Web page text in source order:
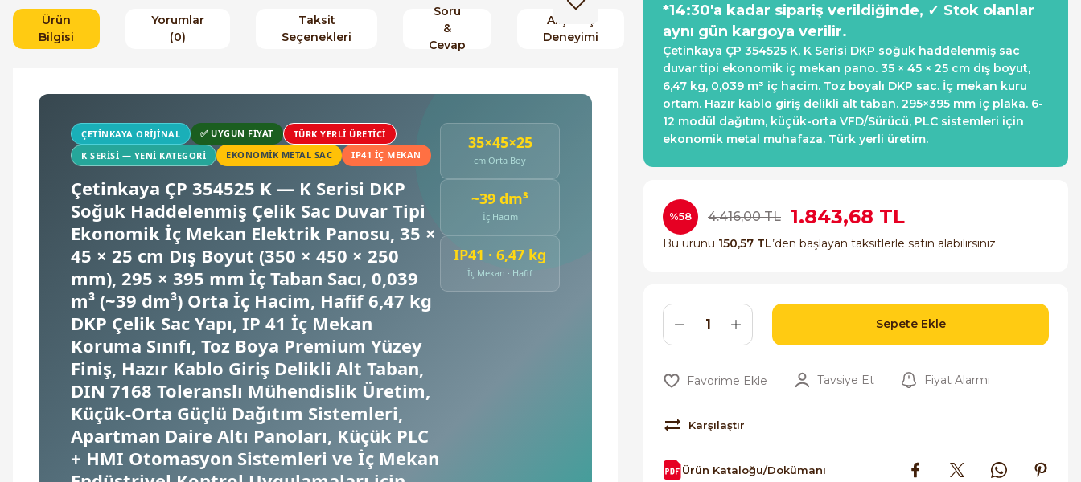
Ürün
Bilgisi
Yorumlar
(0)
Taksit
Seçenekleri
Soru
&
Cevap
Alışveriş
Deneyimi
ÇETINKAYA ORIJINAL ✅ UYGUN FIYAT
TÜRK YERLI ÜRETICI
K SERISI — YENI KATEGORI
EKONOMIK METAL SAC IP41 İÇ MEKAN
Çetinkaya ÇP 354525 K — K Serisi DKP
Soğuk Haddelenmiş Çelik Sac Duvar Tipi
Ekonomik İç Mekan Elektrik Panosu, 35 ×
45 × 25 cm Dış Boyut (350 × 450 × 250
mm), 295 × 395 mm İç Taban Sacı, 0,039
m³ (~39 dm³) Orta İç Hacim, Hafif 6,47 kg
DKP Çelik Sac Yapı, IP 41 İç Mekan
Koruma Sınıfı, Toz Boya Premium Yüzey
Finiş, Hazır Kablo Giriş Delikli Alt Taban,
DIN 7168 Toleranslı Mühendislik Üretim,
Küçük-Orta Güçlü Dağıtım Sistemleri,
Apartman Daire Altı Panoları, Küçük PLC
+ HMI Otomasyon Sistemleri ve İç Mekan
35×45×25
cm Orta Boy
~39 dm³
İç Hacim
IP41 · 6,47 kg
İç Mekan · Hafif
*14:30'a kadar sipariş verildiğinde, ✓ Stok olanlar
aynı gün kargoya verilir.
Çetinkaya ÇP 354525 K, K Serisi DKP soğuk haddelenmiş sac
duvar tipi ekonomik iç mekan pano. 35 × 45 × 25 cm dış boyut,
6,47 kg, 0,039 m³ iç hacim. Toz boyalı DKP sac. İç mekan kuru
ortam. Hazır kablo giriş delikli alt taban. 295×395 mm iç plaka. 6-
12 modül dağıtım, küçük-orta VFD/Sürücü, PLC sistemleri için
ekonomik metal muhafaza. Türk yerli üretim.
%58 4.416,00 TL 1.843,68 TL
Bu ürünü 150,57 TL’den başlayan taksitlerle satın alabilirsiniz.
Sepete Ekle
Tavsiye Et Fiyat Alarmı
Karşılaştır
Ürün Kataloğu/Dokümanı